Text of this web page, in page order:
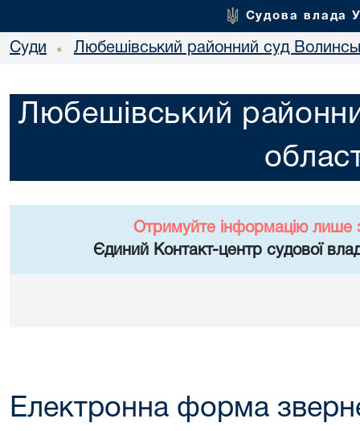
Судова влада
Суди • Любешівський районний суд
Любешівський
Отримуйте інформацію лише
Єдиний Контакт-центр судової
Електронна форма